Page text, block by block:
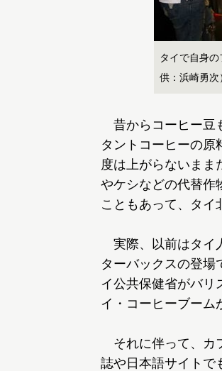
タイで自身
供：浜崎勇次
昔からコーヒー豆
タントコーヒーの原
度は上がらないまま
やケシなどの代替作
こともあって、タイ
実際、以前はタイ
ターバックスの登場
イ公共保健省がバリ
イ・コーヒーブーム
それに伴って、カ
誌や日本語サイトで